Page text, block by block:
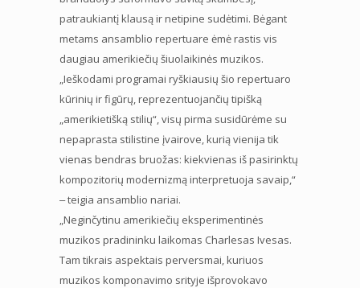
patraukiantį klausą ir netipine sudėtimi. Bėgant
metams ansamblio repertuare ėmė rastis vis
daugiau amerikiečių šiuolaikinės muzikos.
„Ieškodami programai ryškiausių šio repertuaro
kūrinių ir figūrų, reprezentuojančių tipišką
„amerikietišką stilių“, visų pirma susidūrėme su
nepaprasta stilistine įvairove, kurią vienija tik
vienas bendras bruožas: kiekvienas iš pasirinktų
kompozitorių modernizmą interpretuoja savaip,“
‒ teigia ansamblio nariai.
„Neginčytinu amerikiečių eksperimentinės
muzikos pradininku laikomas Charlesas Ivesas.
Tam tikrais aspektais perversmai, kuriuos
muzikos komponavimo srityje išprovokavo